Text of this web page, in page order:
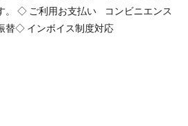
。 ◇ ご利用お支払い コンビニエンス
替◇ インボイス制度対応